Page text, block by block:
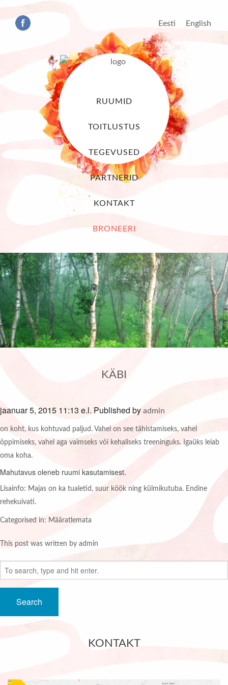
Eesti English
RUUMID
TOITLUSTUS
TEGEVUSED
PARTNERID
KONTAKT
BRONEERI
KÄBI
jaanuar 5, 2015 11:13 e.l. Published by admin
on koht, kus kohtuvad paljud. Vahel on see tähistamiseks, vahel
õppimiseks, vahel aga vaimseks või kehaliseks treeninguks. Igaüks leiab
oma koha.
Mahutavus oleneb ruumi kasutamisest.
Lisainfo: Majas on ka tualetid, suur köök ning külmikutuba. Endine
rehekuivati.
Categorised in: Määratlemata
This post was written by admin
Search
KONTAKT